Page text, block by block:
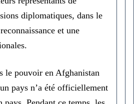
diplomatiques, dans le
et une
le pouvoir en Afghanistan
pays n’a été officiellement